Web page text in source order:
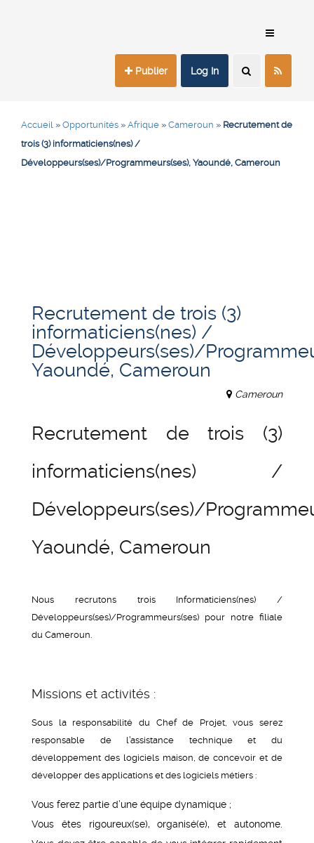
Publier Log In
Accueil » Opportunités » Afrique » Cameroun » Recrutement de
trois (3) informaticiens(nes) /
Développeurs(ses)/Programmeurs(ses), Yaoundé, Cameroun
Recrutement de trois (3)
informaticiens(nes) /
Développeurs(ses)/
Yaoundé, Cameroun
Cameroun
Recrutement de trois (3)
informaticiens(nes) /
Développeurs(ses)/
Yaoundé, Cameroun
Nous recrutons trois Informaticiens(nes) /
Développeurs(ses)/Programmeurs(ses) pour notre filiale
du Cameroun.
Missions et activités :
Sous la responsabilité du Chef de Projet, vous serez
responsable de l’assistance technique et du
développement des logiciels maison, de concevoir et de
développer des applications et des logiciels métiers :
Vous ferez partie d’une équipe dynamique ;
Vous êtes rigoureux(se), organisé(e), et autonome.